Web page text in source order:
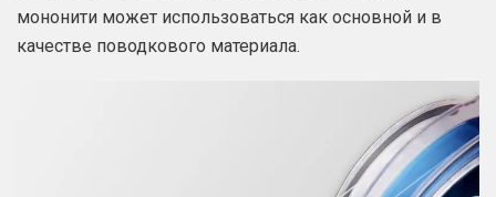
мононити может использоваться как основной и в
качестве поводкового материала.